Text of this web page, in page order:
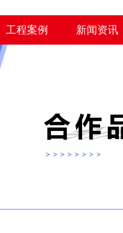
工程案例 新闻资讯